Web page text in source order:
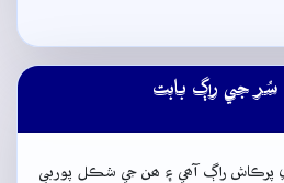
جي راڳ بابت
پرڪاش راڳ آھي ۽ ھن جي شڪل پوربي